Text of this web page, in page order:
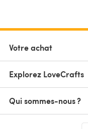
Votre achat
Explorez LoveCrafts
Qui sommes-nous ?